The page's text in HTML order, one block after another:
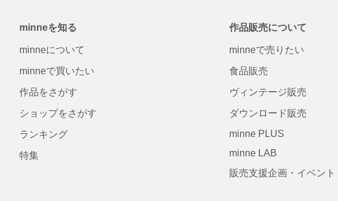
minneを知る
minneについて
minneで買いたい
作品をさがす
ショップをさがす
ランキング
特集
作品販売について
minneで売りたい
食品販売
ヴィンテージ販売
ダウンロード販売
minne PLUS
minne LAB
販売支援企画・イベント